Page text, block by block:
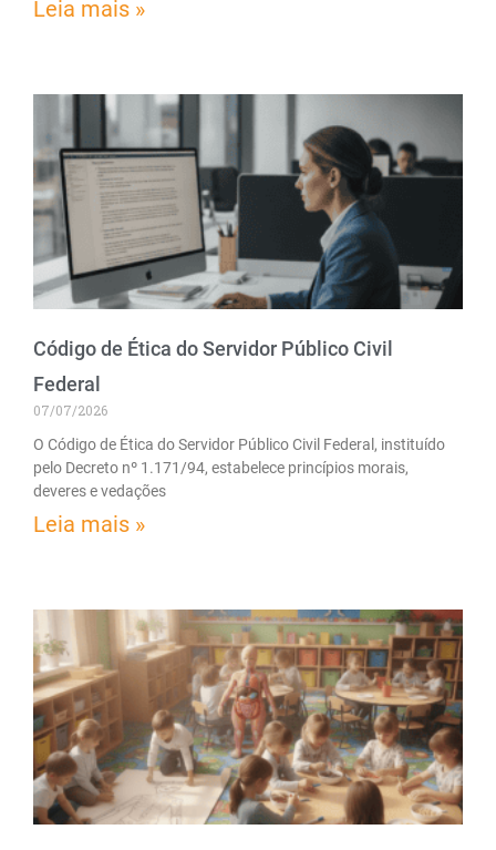
Leia mais »
Código de Ética do Servidor Público Civil
Federal
07/07/2026
O Código de Ética do Servidor Público Civil Federal, instituído
pelo Decreto nº 1.171/94, estabelece princípios morais,
deveres e vedações
Leia mais »